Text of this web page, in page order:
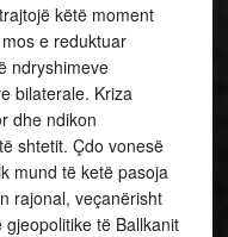
këtë moment
e reduktuar
ndryshimeve
bilaterale. Kriza
dhe ndikon
shtetit. Çdo vonesë
mund të ketë pasoja
rajonal, veçanërisht
të Ballkanit